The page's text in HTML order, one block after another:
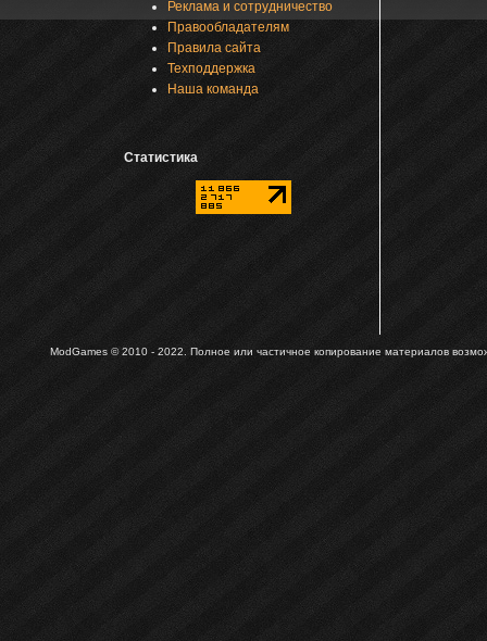
Реклама и сотрудничество
Правообладателям
Правила сайта
Техподдержка
Наша команда
Статистика
ModGames © 2010 - 2022. Полное или частичное копирование материалов